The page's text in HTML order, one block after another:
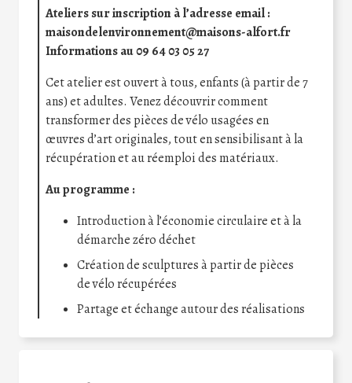
Ateliers sur inscription à l’adresse email :
maisondelenvironnement@maisons-alfort.fr
Informations au 09 64 03 05 27
Cet atelier est ouvert à tous, enfants (à partir de 7
ans) et adultes. Venez découvrir comment
transformer des pièces de vélo usagées en
œuvres d’art originales, tout en sensibilisant à la
récupération et au réemploi des matériaux.
Au programme :
Introduction à l’économie circulaire et à la
démarche zéro déchet
Création de sculptures à partir de pièces
de vélo récupérées
Partage et échange autour des réalisations